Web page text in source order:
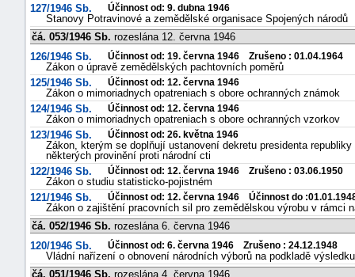
127/1946 Sb.
Účinnost od: 9. dubna 1946
Stanovy Potravinové a zemědělské organisace Spojených národů
čá. 053/1946 Sb. rozeslána 12. června 1946
126/1946 Sb.
Účinnost od: 19. června 1946 Zrušeno : 01.04.1964
Zákon o úpravě zemědělských pachtovních poměrů
125/1946 Sb.
Účinnost od: 12. června 1946
Zákon o mimoriadnych opatreniach s obore ochranných známok
124/1946 Sb.
Účinnost od: 12. června 1946
Zákon o mimoriadnych opatreniach s obore ochranných vzorkov
123/1946 Sb.
Účinnost od: 26. května 1946
Zákon, kterým se doplňují ustanovení dekretu presidenta
některých provinění proti národní cti
122/1946 Sb.
Účinnost od: 12. června 1946 Zrušeno : 03.06.1950
Zákon o studiu statisticko-pojistném
121/1946 Sb.
Účinnost od: 12. června 1946 Účinnost do
Zákon o zajištění pracovních sil pro zemědělskou výrobu v rámci
čá. 052/1946 Sb. rozeslána 6. června 1946
120/1946 Sb.
Účinnost od: 6. června 1946 Zrušeno : 24.12.1948
Vládní nařízení o obnovení národních výborů na podkladě
čá. 051/1946 Sb. rozeslána 4. června 1946